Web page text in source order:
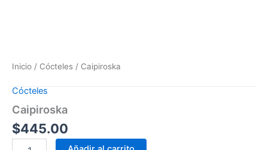
Inicio / Cócteles / Caipiroska
Cócteles
Caipiroska
$445.00